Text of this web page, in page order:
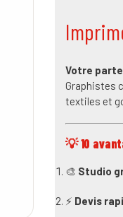
Votre
Graphistes
textiles et
💡 10
🎨 Studio
⚡ Devis